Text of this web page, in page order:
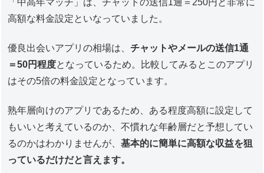
高額な料金設定といなっていました。
優良出会いアプリの相場は、チャットやメールの送信1通
＝50円程度となっているため。比較してみるとこのアプリ
はその5倍の料金設定となっています。
熟年層向けのアプリであるため、ある程度高額に設定して
もいいと考えているのか、不慣れな年齢層だと予想してい
るのかはわかりませんが、基本的に簡単に高額な収益を狙
っているだけだと言えます。